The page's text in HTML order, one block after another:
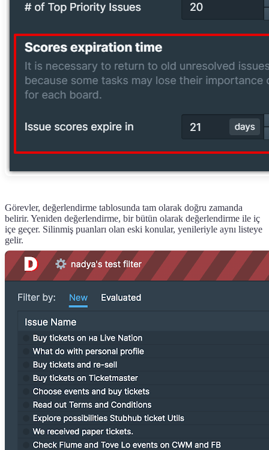
Görevler, değerlendirme tablosunda tam olarak doğru zamanda
belirir. Yeniden değerlendirme, bir bütün olarak değerlendirme ile iç
içe geçer. Silinmiş puanları olan eski konular, yenileriyle aynı listeye
gelir.